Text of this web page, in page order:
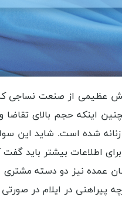
عظیمی از صنعت نساجی
حجم بالای تقاضا و
زنانه شده است. شاید
برای اطلاعات بیشتر باید
عمده نیز دو دسته
در ایلام در